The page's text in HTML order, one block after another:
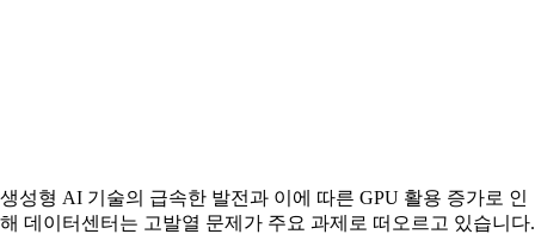
생성형 AI 기술의 급속한 발전과 이에 따른 GPU 활용 증가로 인
해 데이터센터는 고발열 문제가 주요 과제로 떠오르고 있습니다.